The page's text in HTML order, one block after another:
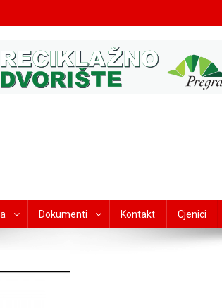
Dokumenti Kontakt Cjenici